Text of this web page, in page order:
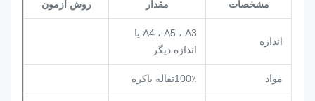
مشخصات مقدار روش آزمون
اندازه
A4 ، A5 ، A3 یا
اندازه دیگر
مواد 100٪تفاله باکره